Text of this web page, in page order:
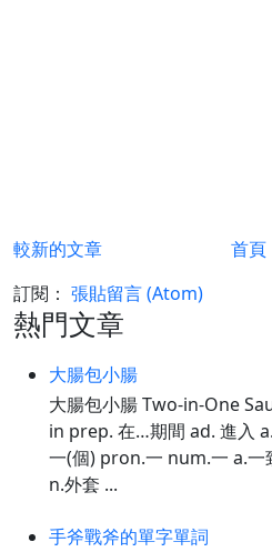
較新的文章
首頁
訂閱： 張貼留言 (Atom)
熱門文章
大腸包小腸
大腸包小腸 Two-in-One
in prep. 在…期間 ad. 進入
一(個) pron.一 num.一 a.
n.外套 ...
手斧戰斧的單字單詞